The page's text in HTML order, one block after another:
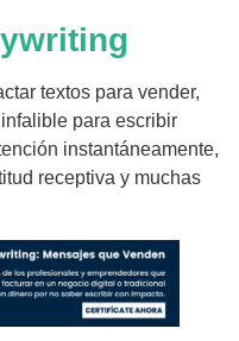
textos para vender,
para escribir
instantáneamente,
receptiva y muchas